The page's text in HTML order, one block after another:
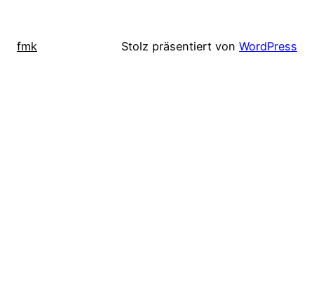
fmk Stolz präsentiert von WordPress